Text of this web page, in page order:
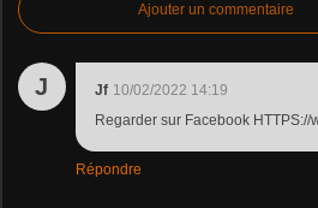
Ajouter un commentaire
J Jf 10/02/2022 14:19
Regarder sur Facebook
Répondre